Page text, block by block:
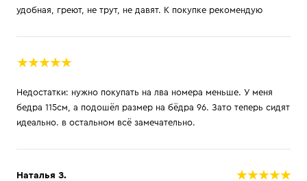
удобная, греют, не трут, не давят. К покупке рекомендую
Недостатки: нужно покупать на лва номера меньше. У меня
бедра 115см, а подошёл размер на бёдра 96. Зато теперь сидят
идеально. в остальном всё замечательно.
Наталья З.